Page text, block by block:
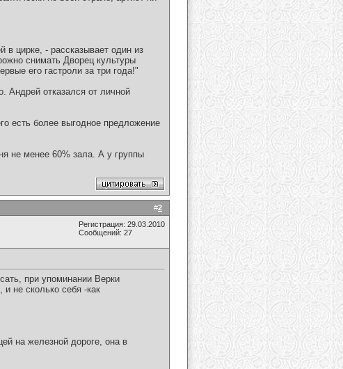
в цирке, - рассказывает один из
снимать Дворец культуры
его гастроли за три года!"
Андрей отказался от личной
есть более выгодное предложение
не менее 60% зала. А у группы
#2
Регистрация: 29.03.2010
Сообщений: 27
при упоминании Верки
не сколько себя -как
на железной дороге, она в